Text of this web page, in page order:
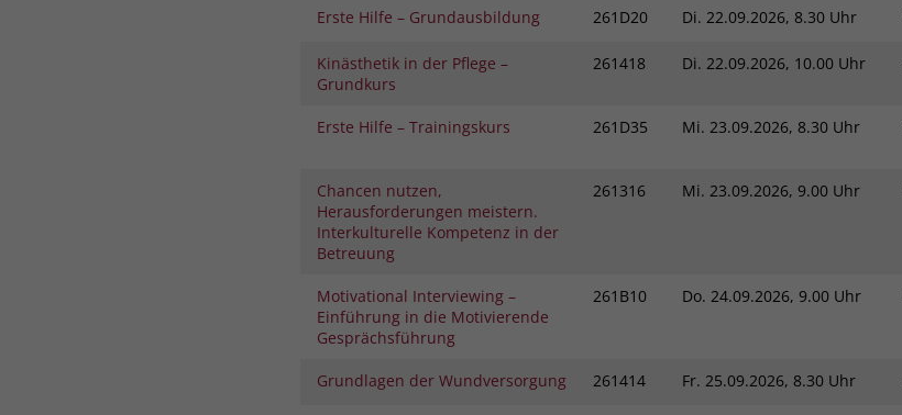
Erste Hilfe – Grundausbildung 261D20 Di. 22.09.2026, 8.30 Uhr
Kinästhetik in der Pflege –
Grundkurs
261418 Di. 22.09.2026, 10.00 Uhr
Erste Hilfe – Trainingskurs 261D35 Mi. 23.09.2026, 8.30 Uhr
Chancen nutzen,
Herausforderungen meistern.
Interkulturelle Kompetenz in der
Betreuung
261316 Mi. 23.09.2026, 9.00 Uhr
Motivational Interviewing –
Einführung in die Motivierende
Gesprächsführung
261B10 Do. 24.09.2026, 9.00 Uhr
Grundlagen der Wundversorgung 261414 Fr. 25.09.2026, 8.30 Uhr